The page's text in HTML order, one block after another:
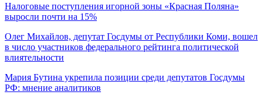
Налоговые поступления игорной зоны «Красная Поляна»
выросли почти на 15%
Олег Михайлов, депутат Госдумы от Республики Коми, вошел
в число участников федерального рейтинга политической
влиятельности
Мария Бутина укрепила позиции среди депутатов Госдумы
РФ: мнение аналитиков